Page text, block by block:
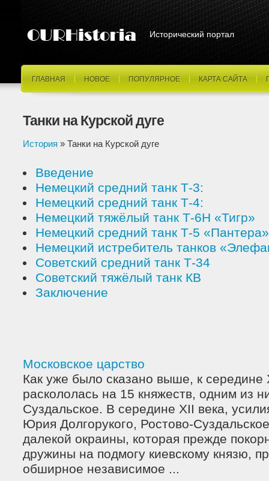
Исторический портал
ГЛАВНАЯ НОВОЕ ПОПУЛЯРНОЕ КАРТА САЙТА
Танки на Курской дуге
История » Танки на Курской дуге
Введение
Немецкий средний танк Т-3:
Немецкий средний танк Т-4:
Немецкий тяжёлый танк Т-6Н «Тигр»
Немецкий средний танк Т-5 «Пантера»
Немецкий истребитель танков
Советский средний танк Т-34
Советский тяжёлый танк КВ
Заключение
Московское царство
Как уже было сказано выше, к середине
раскололась на 15 княжеств, одним из
Суздальское. В середине ХII века,
Юрия Долгорукого, Ростово-
далекой окраины, которая прежде
дружины на подмогу киевскому князю,
обширное независимое ...